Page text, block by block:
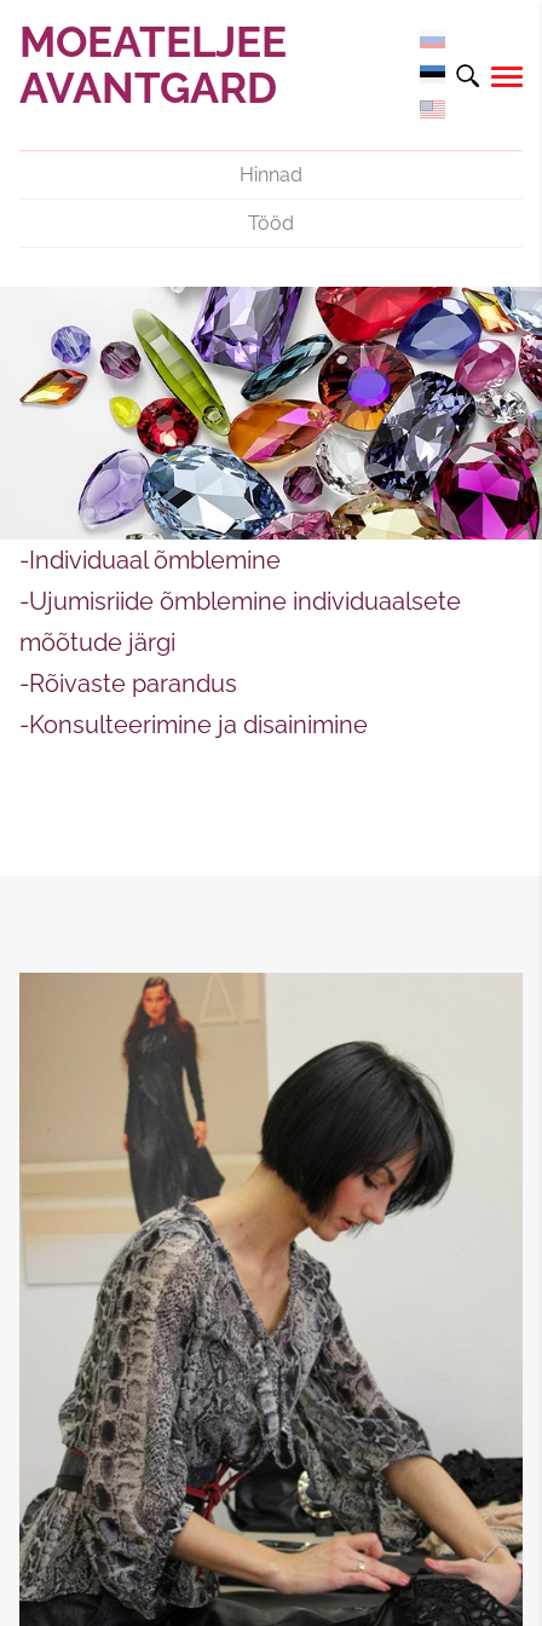
MOEATELJEE
AVANTGARD
Hinnad
Tööd
-Individuaal õmblemine
-Ujumisriide õmblemine individuaalsete
mõõtude järgi
-Rõivaste parandus
-Konsulteerimine ja disainimine